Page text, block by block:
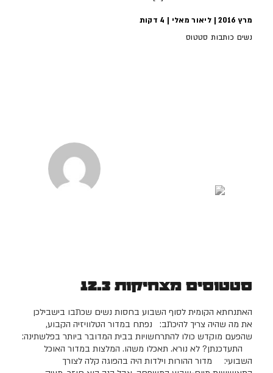
מרץ 2016 | ליאור מאלי | 4 דקות
נשים כותבות סטטוס
סטטוסים מצחיקות 12.3
האתנחתא הקומית לסוף השבוע בחסות נשים שכתבו בישבילכן
את מה שהיה צריך להיכתב: נפתח במדור הטלוויזיה הקבוע,
שהפעם מוקדש כולו להתרחשויות בבית המדובר ביותר בפלשתינה:
התעדכנתן? לא נורא. תאכלו משהו. המלצות במדור האוכל
השבועי: מדור ההורות וילדות היה בהפוגה קלה לצורך